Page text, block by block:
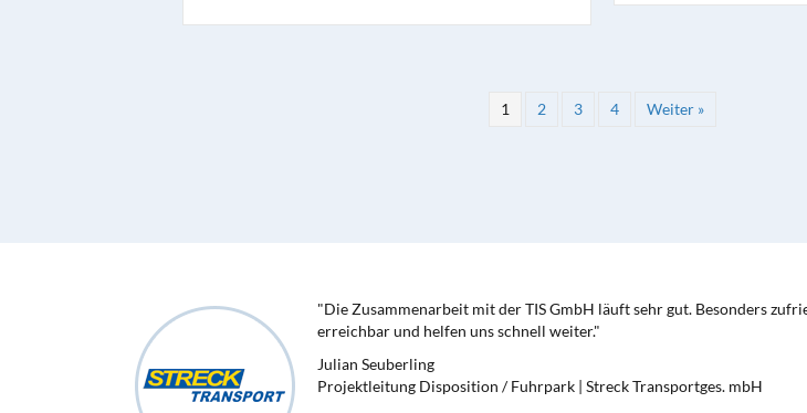
1 2 3 4 Weiter »
"Die Zusammenarbeit mit der TIS GmbH läuft sehr gut. Besonders
erreichbar und helfen uns schnell weiter."
Julian Seuberling
Projektleitung Disposition / Fuhrpark | Streck Transportges. mbH